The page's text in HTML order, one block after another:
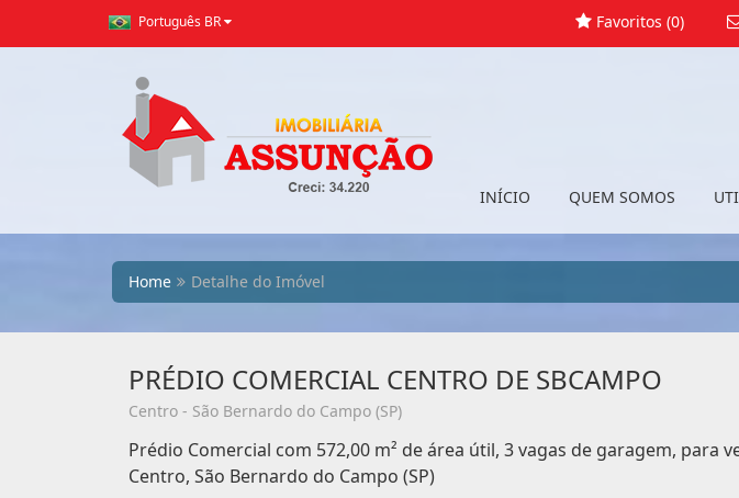
Português BR Favoritos (0)
INÍCIO QUEM SOMOS
Home Detalhe do Imóvel
PRÉDIO COMERCIAL CENTRO DE SBCAMPO
Centro - São Bernardo do Campo (SP)
Prédio Comercial com 572,00 m² de área útil, 3 vagas de garagem, para
Centro, São Bernardo do Campo (SP)